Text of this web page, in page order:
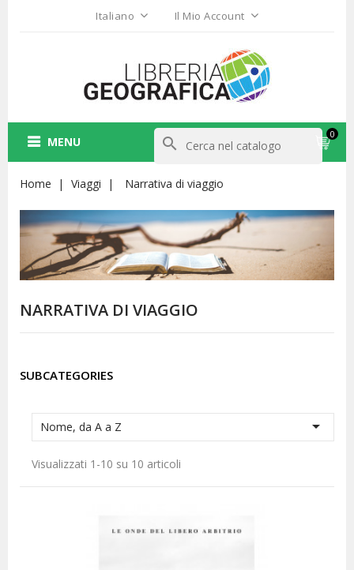
Italiano Il Mio Account
0
MENU search
Home Viaggi Narrativa di viaggio
NARRATIVA DI VIAGGIO
SUBCATEGORIES
Nome, da A a Z 
Visualizzati 1-10 su 10 articoli